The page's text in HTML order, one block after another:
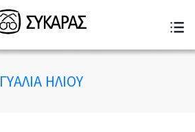
ΓΥΑΛΙΑ ΗΛΙΟΥ